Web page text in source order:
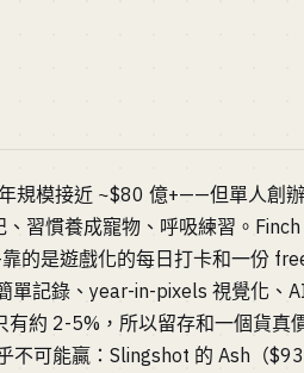
模接近 ~$80 億+——但單人創
習慣養成寵物、呼吸練習。
的是遊戲化的每日打卡和一份
單記錄、year-in-pixels 視覺化、
約 2-5%，所以留存和一個貨真
不可能贏：Slingshot 的 Ash（